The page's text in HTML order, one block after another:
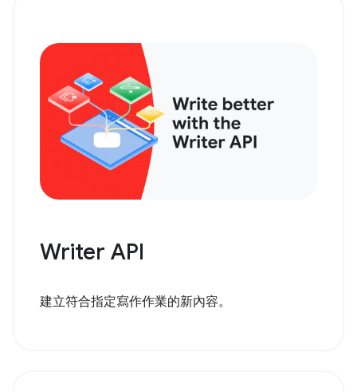
Writer API
建立符合指定寫作作業的新內容。